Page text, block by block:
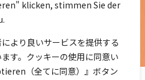
klicken, stimmen Sie der
より良いサービスを提供する
す。クッキーの使用に同意い
（全てに同意）』ボタン